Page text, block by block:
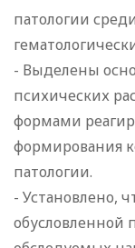
патологии
- Выделены
психических
формами
формирования
патологии.
- Установлено,
обусловленной